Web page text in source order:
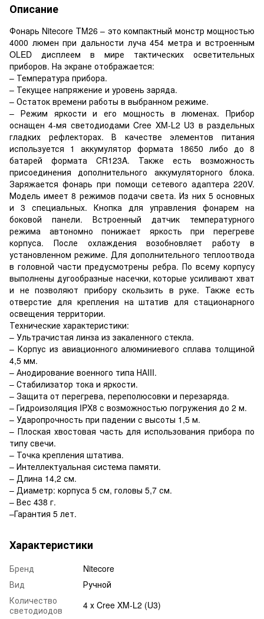
Описание
Фонарь Nitecore TM26 – это компактный монстр мощностью
4000 люмен при дальности луча 454 метра и встроенным
OLED дисплеем в мире тактических осветительных
приборов. На экране отображается:
– Температура прибора.
– Текущее напряжение и уровень заряда.
– Остаток времени работы в выбранном режиме.
– Режим яркости и его мощность в люменах. Прибор
оснащен 4-мя светодиодами Cree XM-L2 U3 в раздельных
гладких рефлекторах. В качестве элементов питания
используется 1 аккумулятор формата 18650 либо до 8
батарей формата CR123A. Также есть возможность
присоединения дополнительного аккумуляторного блока.
Заряжается фонарь при помощи сетевого адаптера 220V.
Модель имеет 8 режимов подачи света. Из них 5 основных
и 3 специальных. Кнопка для управления фонарем на
боковой панели. Встроенный датчик температурного
режима автономно понижает яркость при перегреве
корпуса. После охлаждения возобновляет работу в
установленном режиме. Для дополнительного теплоотвода
в головной части предусмотрены ребра. По всему корпусу
выполнены дугообразные насечки, которые усиливают хват
и не позволяют прибору скользить в руке. Также есть
отверстие для крепления на штатив для стационарного
освещения территории.
Технические характеристики:
– Ультрачистая линза из закаленного стекла.
– Корпус из авиационного алюминиевого сплава толщиной
4,5 мм.
– Анодирование военного типа НАIII.
– Стабилизатор тока и яркости.
– Защита от перегрева, переполюсовки и перезаряда.
– Гидроизоляция IPX8 с возможностью погружения до 2 м.
– Ударопрочность при падении с высоты 1,5 м.
– Плоская хвостовая часть для использования прибора по
типу свечи.
– Точка крепления штатива.
– Интеллектуальная система памяти.
– Длина 14,2 см.
– Диаметр: корпуса 5 см, головы 5,7 см.
– Вес 438 г.
–Гарантия 5 лет.
Характеристики
Бренд
Nitecore
Вид
Ручной
Количество
светодиодов
4 х Cree XM-L2 (U3)